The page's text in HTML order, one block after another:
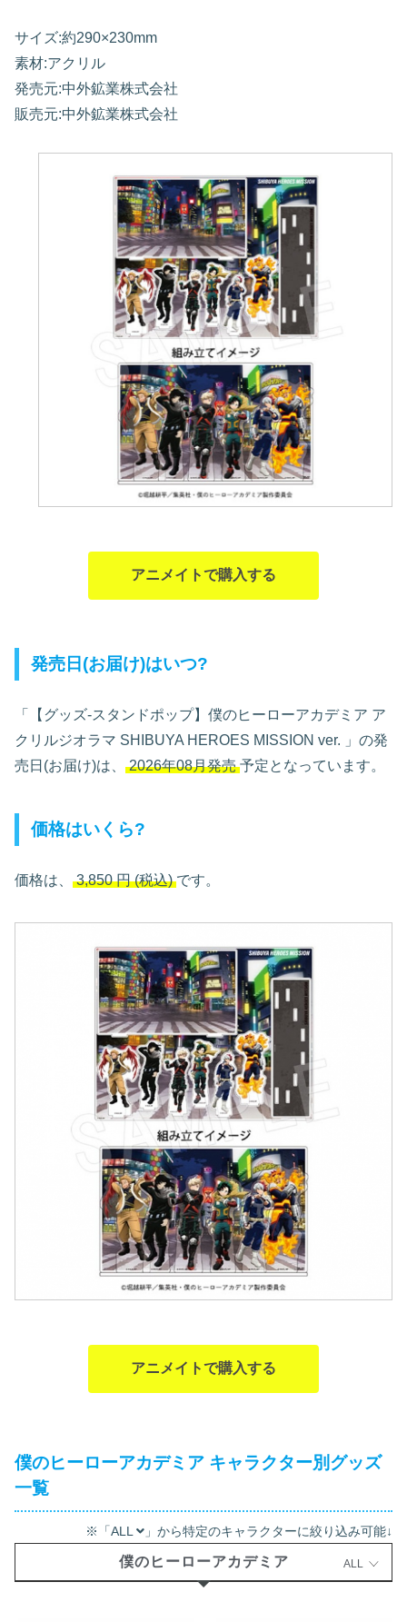
サイズ:約290×230mm
素材:アクリル
発売元:中外鉱業株式会社
販売元:中外鉱業株式会社
アニメイトで購入する
発売日(お届け)はいつ?
「【グッズ-スタンドポップ】僕のヒーローアカデミア ア
クリルジオラマ SHIBUYA HEROES MISSION ver. 」の発
売日(お届け)は、 2026年08月発売 予定となっています。
価格はいくら?
価格は、 3,850円(税込) です。
アニメイトで購入する
僕のヒーローアカデミア キャラクター別グッズ
一覧
※「ALL 」から特定のキャラクターに絞り込み可能↓
僕のヒーローアカデミア ALL